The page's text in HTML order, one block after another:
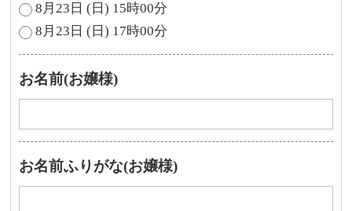
8月23日 (日) 15時00分
8月23日 (日) 17時00分
お名前(お嬢様)
お名前ふりがな(お嬢様)